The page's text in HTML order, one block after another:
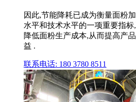
因此,节能降耗已成为衡量面粉
水平和技术水平的一项重要指
降低面粉生产成本,从而提高产
益 .
联系电话: 180 3780 8511